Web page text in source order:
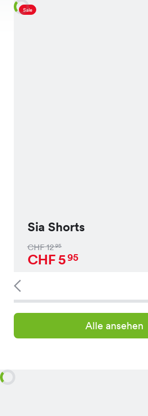
Sale
Sia Shorts
CHF1295
CHF595
Alle ansehen